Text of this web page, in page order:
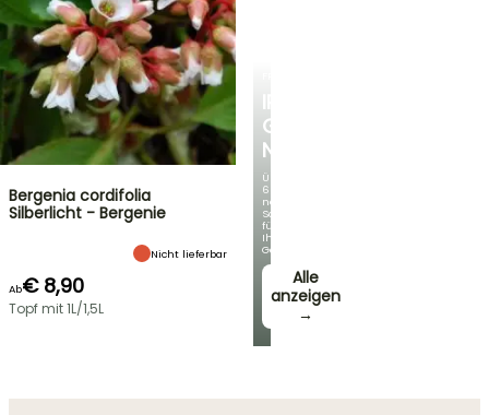
IRIS
GERMANICA
NEUHEITEN
Über
60
neue
Sorten
für
Ihren
Garten!
Alle
anzeigen
→
Bergenia cordifolia
Silberlicht - Bergenie
Nicht lieferbar
Ab€ 8,90
Topf mit 1L/1,5L